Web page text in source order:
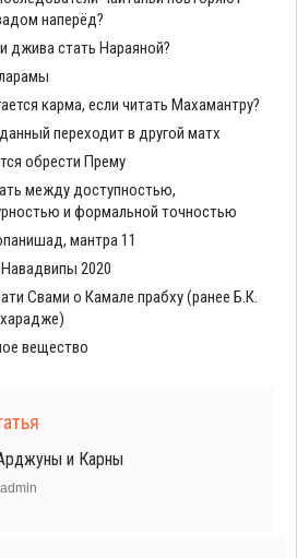
наперёд?
джива стать Нараяной?
карма, если читать Махамантру?
переходит в другой матх
обрести Прему
между доступностью,
и формальной точностью
мантра 11
2020
Свами о Камале прабху (ранее Б.К.
вещество
и Карны
admin